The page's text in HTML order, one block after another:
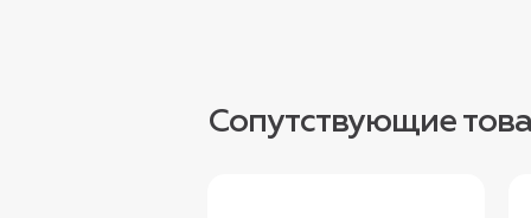
Сопутствующие